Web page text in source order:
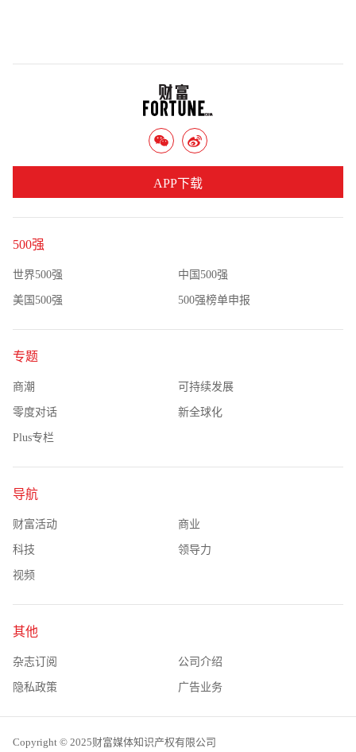
500强
世界500强 中国500强
美国500强 500强榜单申报
专题
商潮 可持续发展
零度对话 新全球化
Plus专栏
导航
财富活动 商业
科技 领导力
视频
其他
杂志订阅 公司介绍
隐私政策 广告业务
APP下载
Copyright © 2025财富媒体知识产权有限公司